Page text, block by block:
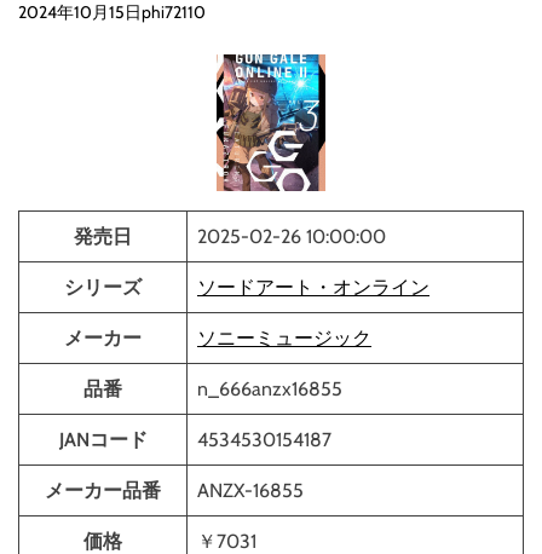
2024年10月15日phi72110
発売日 2025-02-26 10:00:00
シリーズ ソードアート・オンライン
メーカー ソニーミュージック
品番 n_666anzx16855
JANコード 4534530154187
メーカー品番 ANZX-16855
価格 ￥7031